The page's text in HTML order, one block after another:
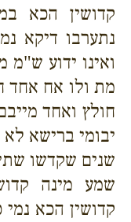
קדושין הכא
נתערבו דיקא
ואינו ידוע
מת ולו אח אחד
חולץ ואחד
יבומי ברישא
שנים שקדשו
שמע מינה
קדושין הכא